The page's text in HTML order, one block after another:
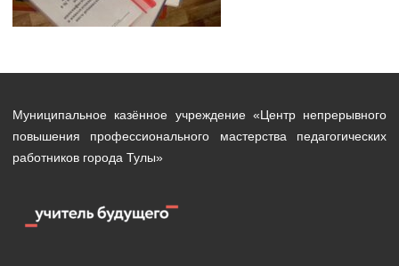
Муниципальное казённое учреждение «Центр непрерывного
повышения профессионального мастерства педагогических
работников города Тулы»